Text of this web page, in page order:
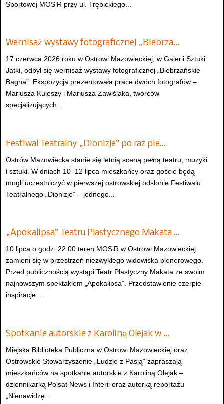
Sportowej MOSiR przy ul. Trębickiego...
Wernisaż wystawy fotograficznej „Biebrza…
17 czerwca 2026 roku w Ostrowi Mazowieckiej, w Galerii Sztuki
Jatki, odbył się wernisaż wystawy fotograficznej „Biebrzańskie
Bagna”. Ekspozycja prezentowała prace dwóch fotografów –
Mariusza Kuleszy i Mariusza Zawiślaka, twórców
specjalizujących...
Festiwal Teatralny „Dionizje” po raz pie…
Ostrów Mazowiecka stanie się letnią sceną pełną teatru, muzyki
i sztuki. W dniach 10–12 lipca mieszkańcy oraz goście będą
mogli uczestniczyć w pierwszej ostrowskiej odsłonie Festiwalu
Teatralnego „Dionizje” – jednego...
„Apokalipsa” Teatru Plastycznego Makata …
10 lipca o godz. 22.00 teren MOSiR w Ostrowi Mazowieckiej
zamieni się w przestrzeń niezwykłego widowiska plenerowego.
Przed publicznością wystąpi Teatr Plastyczny Makata ze swoim
najnowszym spektaklem „Apokalipsa”. Przedstawienie czerpie
inspiracje...
Spotkanie autorskie z Karoliną Olejak w …
Miejska Biblioteka Publiczna w Ostrowi Mazowieckiej oraz
Ostrowskie Stowarzyszenie „Ludzie z Pasją” zapraszają
mieszkańców na spotkanie autorskie z Karoliną Olejak –
dziennikarką Polsat News i Interii oraz autorką reportażu
„Nienawidzę...